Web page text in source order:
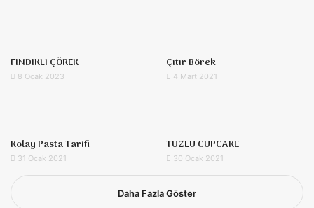
FINDIKLI ÇÖREK
8 Ocak 2023
Çıtır Börek
4 Mart 2021
Kolay Pasta Tarifi
31 Ocak 2021
TUZLU CUPCAKE
30 Ocak 2021
Daha Fazla Göster